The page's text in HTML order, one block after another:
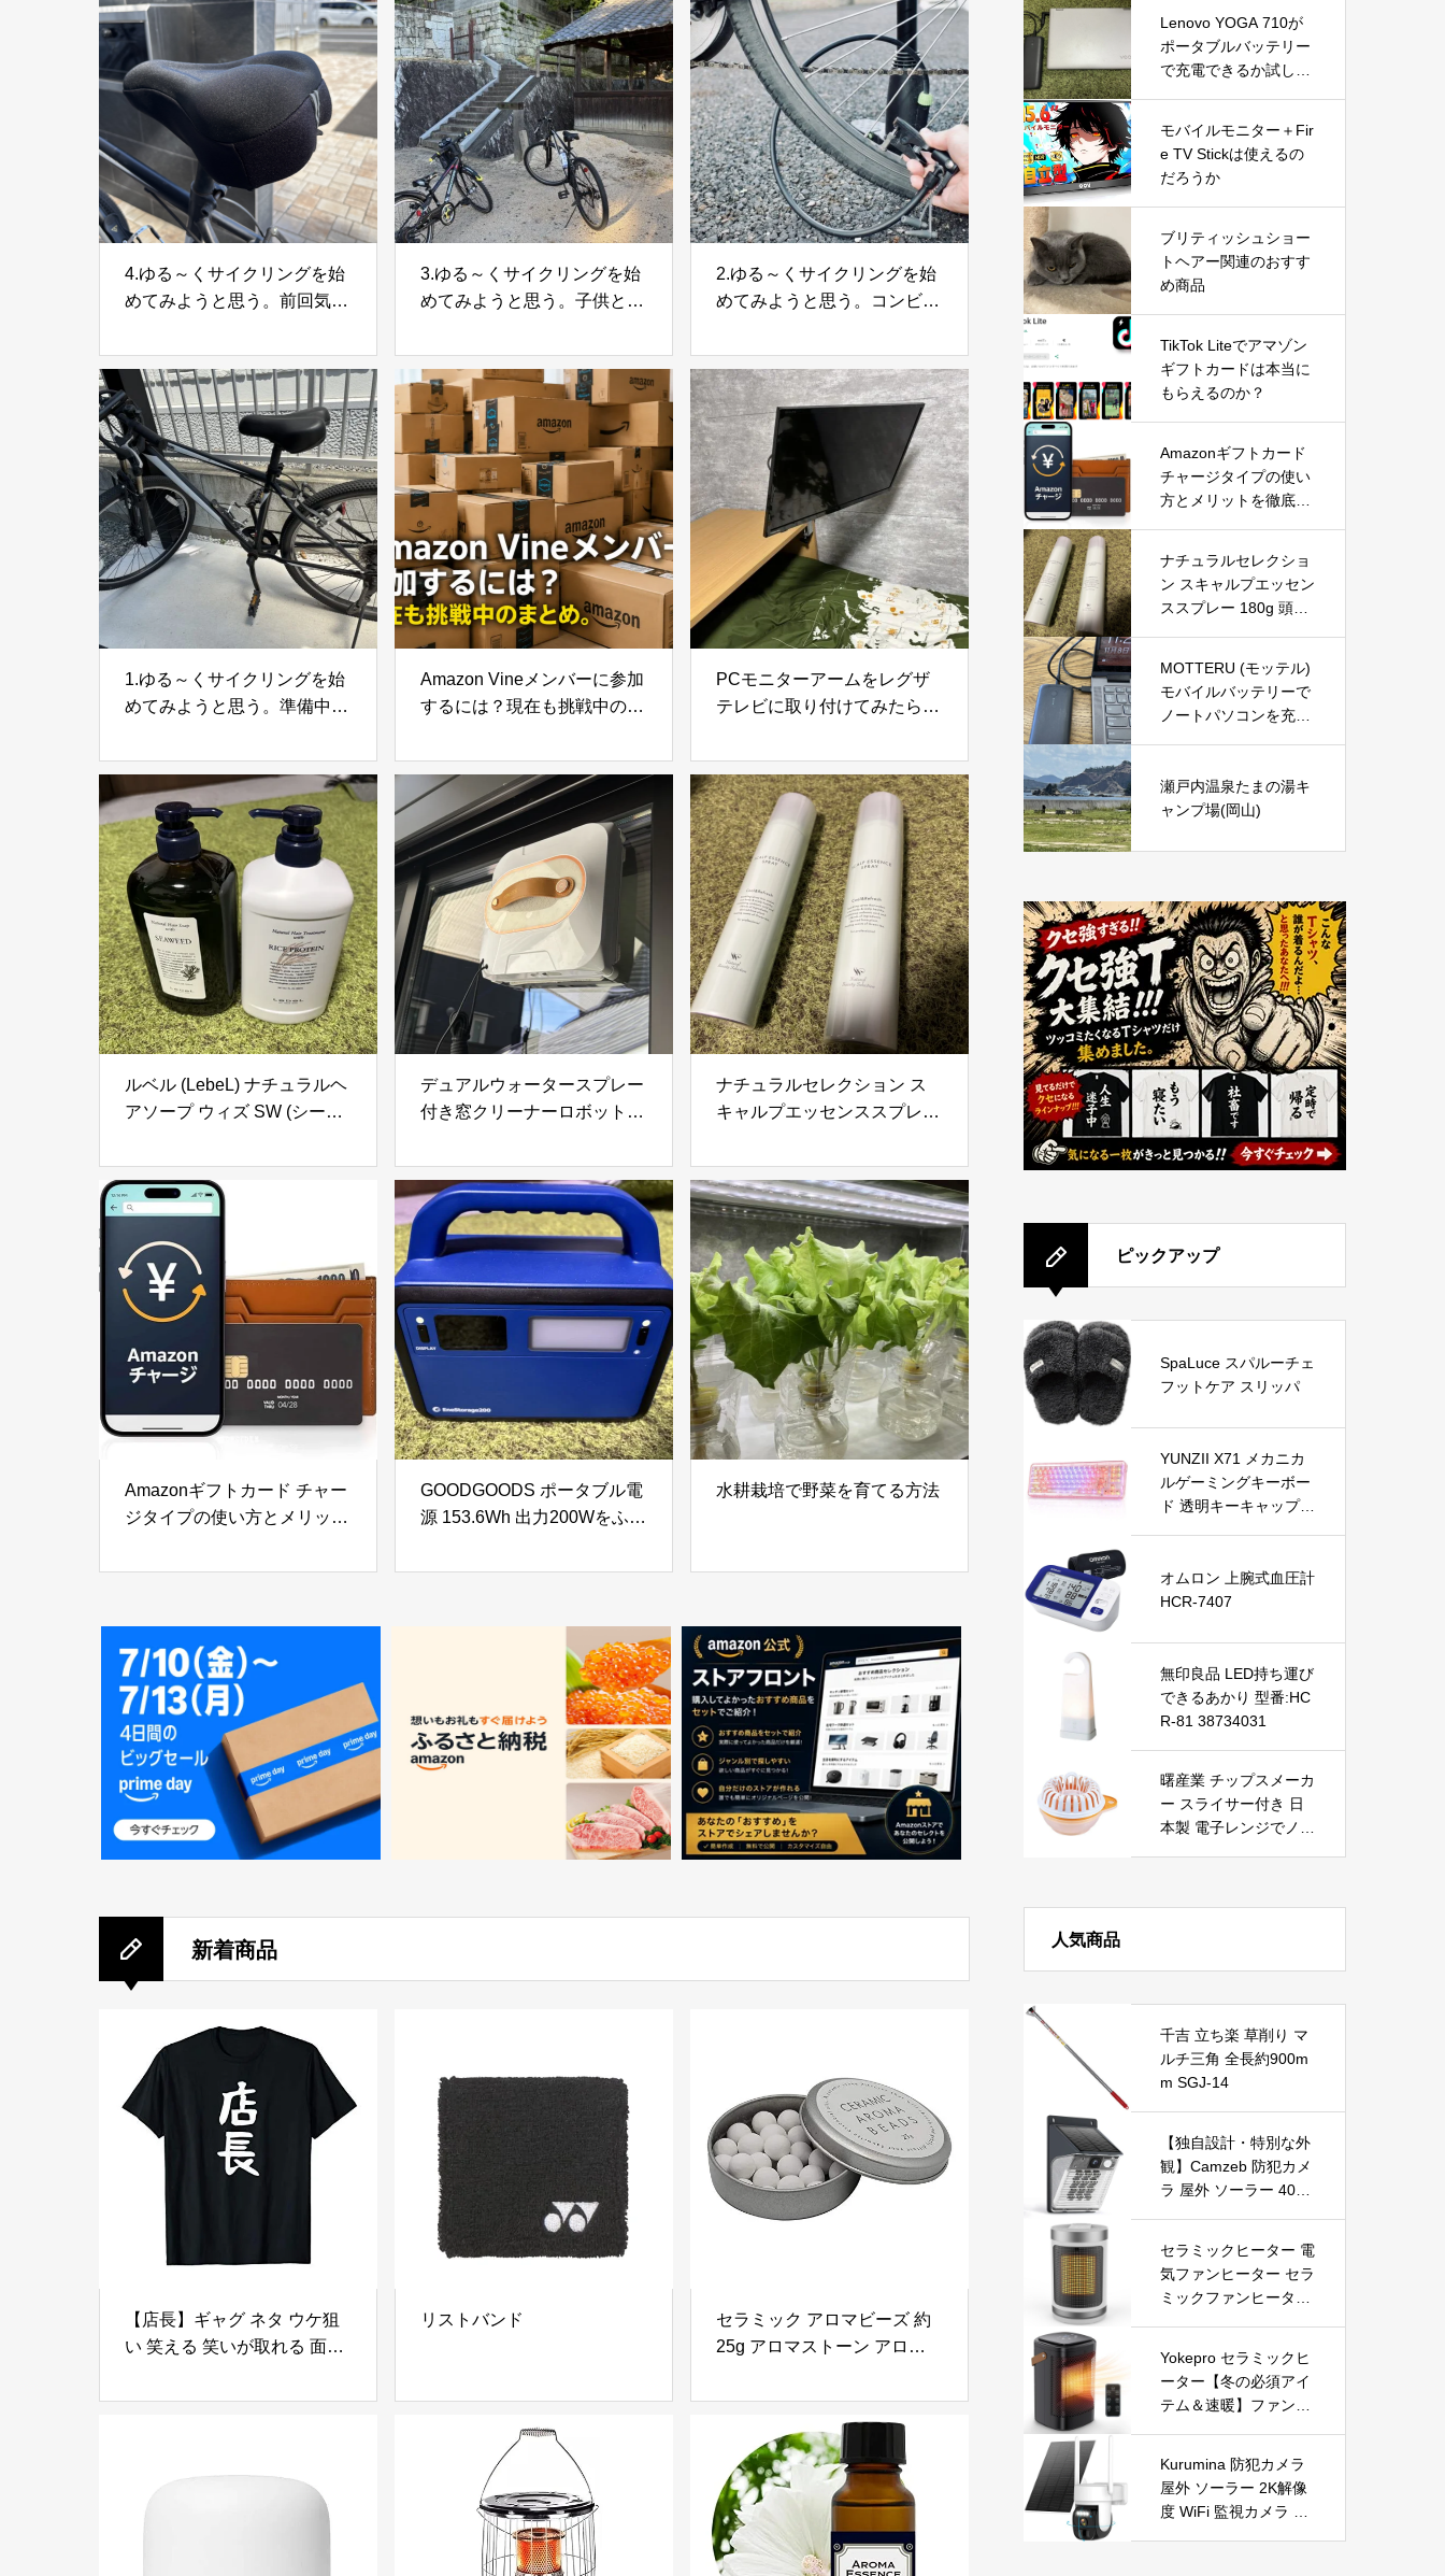
4.ゆる～くサイクリングを始
めてみようと思う。前回気に
3.ゆる～くサイクリングを始
めてみようと思う。子供と一
2.ゆる～くサイクリングを始
めてみようと思う。コンビニ
1.ゆる～くサイクリングを始
めてみようと思う。準備中に
Amazon Vineメンバーに参加
するには？現在も挑戦中のま
ュー数・参考になったの目安
PCモニターアームをレグザ
テレビに取り付けてみたら快
トで実現した便利な使い方
ルベル (LebeL) ナチュラルヘ
アソープ ウィズ SW (シーウ
ヘアトリートメント ウィズ
RP (ライスプロテイン 980g)
の口コミ・評判を徹底レビュ
ー｜使用感やおすすめな人を
解説
デュアルウォータースプレー
付き窓クリーナーロボット
ルの窓やガラスドアを自動で
掃除できる窓掃除ロボットを
徹底レビュー
ナチュラルセレクション ス
キャルプエッセンススプレー
を徹底レビュー｜炭酸泡で手
軽に頭皮と肌をリフレッシュ
Amazonギフトカード チャー
ジタイプの使い方とメリット
と注意点
GOODGOODS ポータブル電
源 153.6Wh 出力200Wをふる
災・アウトドアに最適な小型
水耕栽培で野菜を育てる方法
新着商品
【店長】ギャグ ネタ ウケ狙
い 笑える 笑いが取れる 面白
リストバンド
セラミック アロマビーズ 約
25g アロマストーン アロマデ
Lenovo YOGA 710が
ポータブルバッテリー
で充電できるか試して
モバイルモニター＋Fir
e TV Stickは使えるの
だろうか
ブリティッシュショー
トヘアー関連のおすす
め商品
TikTok Liteでアマゾン
ギフトカードは本当に
もらえるのか？
Amazonギフトカード
チャージタイプの使い
方とメリットを徹底解
ナチュラルセレクショ
ン スキャルプエッセン
ススプレー 180g 頭皮
手軽に頭皮と肌をリフ
レッシュ
MOTTERU (モッテル)
モバイルバッテリーで
ノートパソコンを充電
瀬戸内温泉たまの湯キ
ャンプ場(岡山)
ピックアップ
SpaLuce スパルーチェ
フットケア スリッパ
YUNZII X71 メカニカ
ルゲーミングキーボー
ド 透明キーキャップ 7
応 BT5.0/2.4G/USB-C
ガスケット搭載 RGB
技適認証取得（クリス
タルアイス軸、ピン
ク）
オムロン 上腕式血圧計
HCR-7407
無印良品 LED持ち運び
できるあかり 型番:HC
R-81 38734031
曙産業 チップスメーカ
ー スライサー付き 日
本製 電子レンジでノン
イト/イエロー/クリア
量(約):170g
人気商品
千吉 立ち楽 草削り マ
ルチ三角 全長約900m
m SGJ-14
【独自設計・特別な外
観】Camzeb 防犯カメ
ラ 屋外 ソーラー 400
電池式 Alexa 赤外線/カ
ラー暗視 双方向音声
音光警報 プッシュ通知
動体検知 クラウド/SD
カード録画 IP66防水
遠隔操作
セラミックヒーター 電
気ファンヒーター セラ
ミックファンヒーター
切替 1-12時間タイマー
設定可能 リモコン付
電気ヒーター 転倒自動
オフ 過熱保護 省エネ
節電 PSE認証済 暖房
器具
Yokepro セラミックヒ
ーター【冬の必須アイ
テム＆速暖】ファンヒ
ED表示 低騒音【空気
浄化】ファンヒーター
電気 ECO知能恒温 省
エネ 暖房器具 転倒オ
Kurumina 防犯カメラ
屋外 ソーラー 2K解像
度 WiFi 監視カメラ ワ